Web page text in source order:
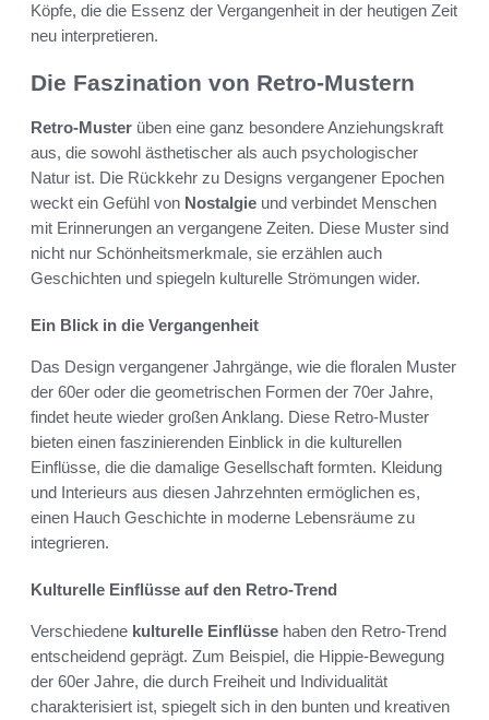
Köpfe, die die Essenz der Vergangenheit in der heutigen Zeit
neu interpretieren.
Die Faszination von Retro-Mustern
Retro-Muster üben eine ganz besondere Anziehungskraft
aus, die sowohl ästhetischer als auch psychologischer
Natur ist. Die Rückkehr zu Designs vergangener Epochen
weckt ein Gefühl von Nostalgie und verbindet Menschen
mit Erinnerungen an vergangene Zeiten. Diese Muster sind
nicht nur Schönheitsmerkmale, sie erzählen auch
Geschichten und spiegeln kulturelle Strömungen wider.
Ein Blick in die Vergangenheit
Das Design vergangener Jahrgänge, wie die floralen Muster
der 60er oder die geometrischen Formen der 70er Jahre,
findet heute wieder großen Anklang. Diese Retro-Muster
bieten einen faszinierenden Einblick in die kulturellen
Einflüsse, die die damalige Gesellschaft formten. Kleidung
und Interieurs aus diesen Jahrzehnten ermöglichen es,
einen Hauch Geschichte in moderne Lebensräume zu
integrieren.
Kulturelle Einflüsse auf den Retro-Trend
Verschiedene kulturelle Einflüsse haben den Retro-Trend
entscheidend geprägt. Zum Beispiel, die Hippie-Bewegung
der 60er Jahre, die durch Freiheit und Individualität
charakterisiert ist, spiegelt sich in den bunten und kreativen